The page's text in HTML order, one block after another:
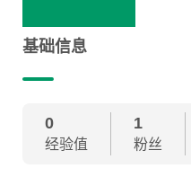
基础信息
0
经验值
1
粉丝